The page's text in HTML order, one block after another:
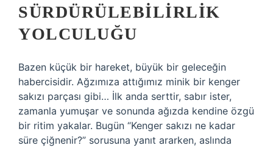
SÜRDÜRÜLEBILIRLIK
YOLCULUĞU
Bazen küçük bir hareket, büyük bir geleceğin
habercisidir. Ağzımıza attığımız minik bir kenger
sakızı parçası gibi… İlk anda serttir, sabır ister,
zamanla yumuşar ve sonunda ağızda kendine özgü
bir ritim yakalar. Bugün “Kenger sakızı ne kadar
süre çiğnenir?” sorusuna yanıt ararken, aslında